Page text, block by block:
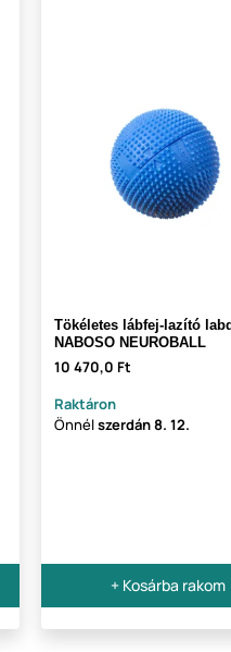
Tökéletes lábfej-lazító
NABOSO NEUROBALL
10 470,0 Ft
Raktáron
Önnélszerdán8. 12.
+ Kosárba rakom